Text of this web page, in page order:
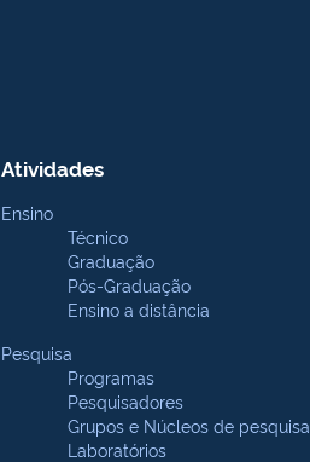
Atividades
Ensino
Técnico
Graduação
Pós-Graduação
Ensino a distância
Pesquisa
Programas
Pesquisadores
Grupos e Núcleos de pesquisa
Laboratórios